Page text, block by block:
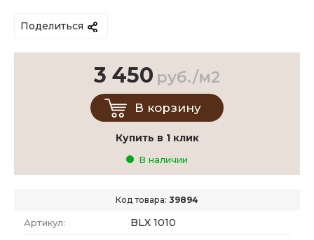
Поделиться
Код товара: 39894
Артикул: BLX 1010
3 450 руб./м2
В корзину
Купить в 1 клик
В наличии